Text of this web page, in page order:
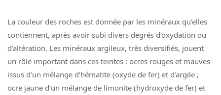
La couleur des roches est donnée par les minéraux qu’elles
contiennent, après avoir subi divers degrés d’oxydation ou
d’altération. Les minéraux argileux, très diversifiés, jouent
un rôle important dans ces teintes : ocres rouges et mauves
issus d’un mélange d’hématite (oxyde de fer) et d’argile ;
ocre jaune d’un mélange de limonite (hydroxyde de fer) et